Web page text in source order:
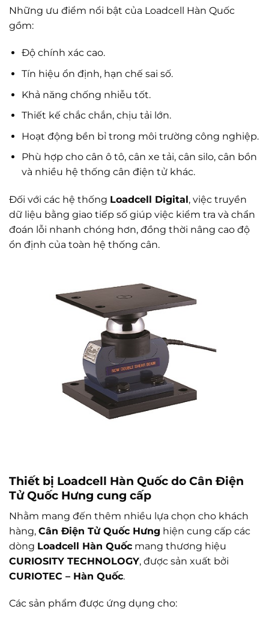
Những ưu điểm nổi bật của Loadcell Hàn Quốc
gồm:
Độ chính xác cao.
Tín hiệu ổn định, hạn chế sai số.
Khả năng chống nhiễu tốt.
Thiết kế chắc chắn, chịu tải lớn.
Hoạt động bền bỉ trong môi trường công nghiệp.
Phù hợp cho cân ô tô, cân xe tải, cân silo, cân bồn
và nhiều hệ thống cân điện tử khác.
Đối với các hệ thống Loadcell Digital, việc truyền
dữ liệu bằng giao tiếp số giúp việc kiểm tra và chẩn
đoán lỗi nhanh chóng hơn, đồng thời nâng cao độ
ổn định của toàn hệ thống cân.
Thiết bị Loadcell Hàn Quốc do Cân Điện
Tử Quốc Hưng cung cấp
Nhằm mang đến thêm nhiều lựa chọn cho khách
hàng, Cân Điện Tử Quốc Hưng hiện cung cấp các
dòng Loadcell Hàn Quốc mang thương hiệu
CURIOSITY TECHNOLOGY, được sản xuất bởi
CURIOTEC – Hàn Quốc.
Các sản phẩm được ứng dụng cho: